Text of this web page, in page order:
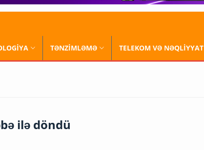
TƏNZİMLƏMƏ TELEKOM VƏ NƏQLİYYAT
ilə döndü